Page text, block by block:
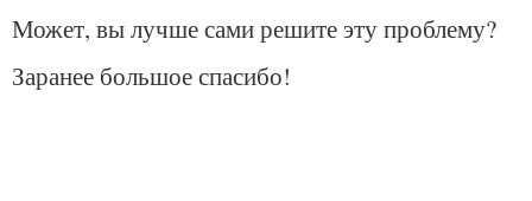
Может, вы лучше сами решите эту проблему?
Заранее большое спасибо!